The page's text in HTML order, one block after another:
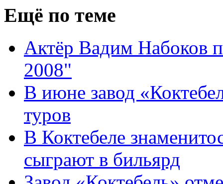
Ещё по теме
Актёр Вадим Набоков
2008"
В июне завод
туров
В Коктебеле
сыграют в бильярд